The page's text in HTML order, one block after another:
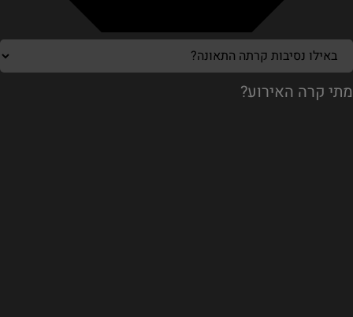
מתי קרה האירוע?